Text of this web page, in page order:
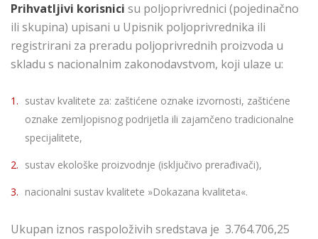
Prihvatljivi korisnici su poljoprivrednici (pojedinačno
ili skupina) upisani u Upisnik poljoprivrednika ili
registrirani za preradu poljoprivrednih proizvoda u
skladu s nacionalnim zakonodavstvom, koji ulaze u:
sustav kvalitete za: zaštićene oznake izvornosti, zaštićene
oznake zemljopisnog podrijetla ili zajamčeno tradicionalne
specijalitete,
sustav ekološke proizvodnje (isključivo prerađivači),
nacionalni sustav kvalitete »Dokazana kvaliteta«.
Ukupan iznos raspoloživih sredstava je 3.764.706,25